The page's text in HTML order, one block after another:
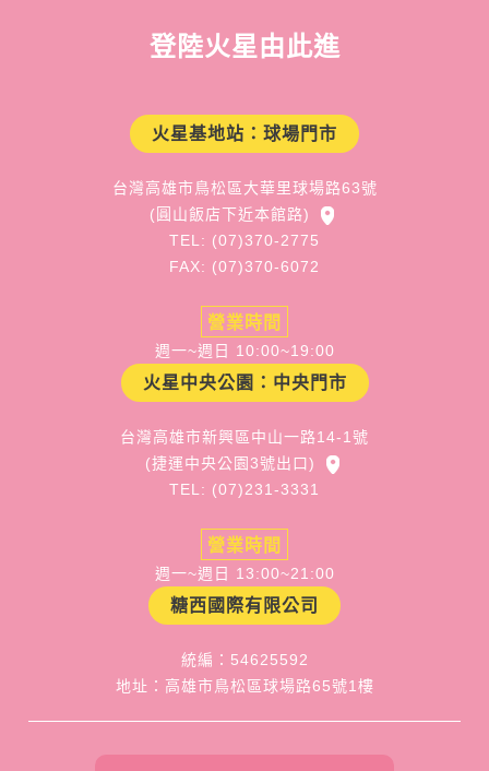
登陸火星由此進
火星基地站：球場門市
台灣高雄市鳥松區大華里球場路63號
(圓山飯店下近本館路)
TEL: (07)370-2775
FAX: (07)370-6072
營業時間
週一~週日 10:00~19:00
火星中央公園：中央門市
台灣高雄市新興區中山一路14-1號
(捷運中央公園3號出口)
TEL: (07)231-3331
營業時間
週一~週日 13:00~21:00
糖西國際有限公司
統編：54625592
地址：高雄市鳥松區球場路65號1樓